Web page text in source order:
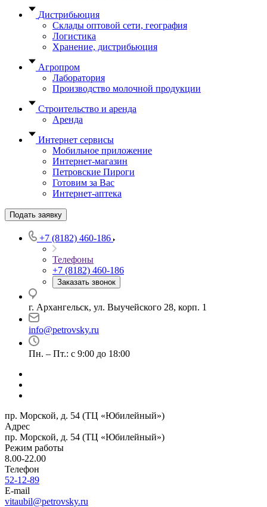
Дистрибьюция
Склады оптовой сети, география
Логистика
Хранение, дистрибьюция
Агропром
Лаборатория
Производство молочной продукции
Строительство и аренда
Аренда
Интернет сервисы
Мобильное приложение
Интернет-магазин
Петровские Пироги
Готовим за Вас
Интернет-аптека
Подать заявку
+7 (8182) 460-186
Телефоны
+7 (8182) 460-186
Заказать звонок
г. Архангельск, ул. Выучейского 28, корп. 1
info@petrovsky.ru
Пн. – Пт.: с 9:00 до 18:00
пр. Морской, д. 54 (ТЦ «Юбилейный»)
Адрес
пр. Морской, д. 54 (ТЦ «Юбилейный»)
Режим работы
8.00-22.00
Телефон
52-12-89
E-mail
vitaubil@petrovsky.ru